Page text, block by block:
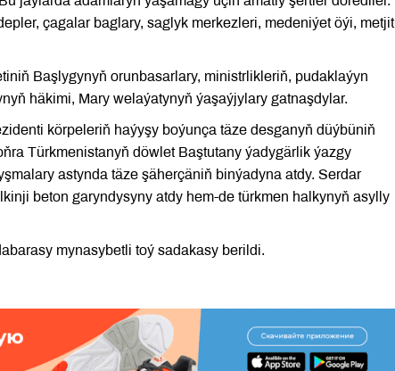
çagalar baglary, saglyk merkezleri, medeniýet öýi, metjit
Başlygynyň orunbasarlary, ministrlikleriň, pudaklaýyn
häkimi, Mary welaýatynyň ýaşaýjylary gatnaşdylar.
körpeleriň haýyşy boýunça täze desganyň düýbüniň
Türkmenistanyň döwlet Baştutany ýadygärlik ýazgy
astynda täze şäherçäniň binýadyna atdy. Serdar
beton garyndysyny atdy hem-de türkmen halkynyň asylly
mynasybetli toý sadakasy berildi.